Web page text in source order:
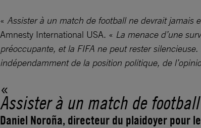
« Assister à un match de football ne devrait jamais
Amnesty International USA. « La menace d’une
préoccupante, et la FIFA ne peut rester
indépendamment de la position politique, de
Assister à un match de
Daniel Noroña, directeur du plaidoyer pour